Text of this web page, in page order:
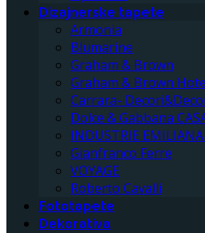
Dizajnerske tapete
Armonia
Blumarine
Graham & Brown
Graham & Brown
Carrara-
Dolce & Gabbana
INDUSTRIE
Gianfranco Ferre
VOYAGE
Roberto Cavalli
Fototapete
Dekorativa